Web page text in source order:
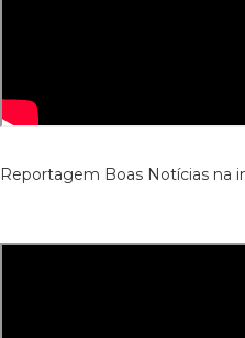
Reportagem Boas Notícias na